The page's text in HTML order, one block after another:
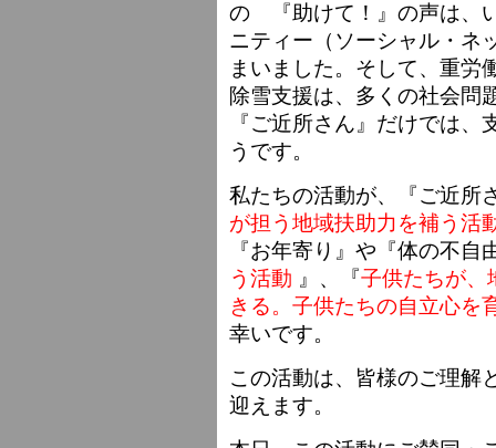
の 『助けて！』の声は、
ニティー（ソーシャル・ネ
まいました。そして、重労
除雪支援は、多くの社会問
『ご近所さん』だけでは
うです。
私たちの活動が、『ご近所
が担う地域扶助力を補う活
『お年寄り』や『体の不
う活動 』、『子供たちが、
きる。子供たちの自立心を
幸いです。
この活動は、皆様のご理解
迎えます。